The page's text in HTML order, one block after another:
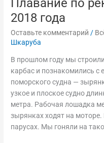
Плавание по
2018 года
Оставьте комментарий /
Шкаруба
В прошлом году мы
карбас и познакомились
поморского судна —
узкое и плоское судно
метра. Рабочая лошадка
зырянках ходят на
парусах. Мы гоняли на